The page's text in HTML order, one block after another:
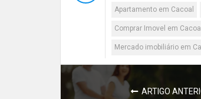
Apartamento em Cacoal
Comprar Imovel em Cacoal
Mercado imobiliário em
ARTIGO